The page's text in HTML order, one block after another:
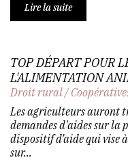
Lire la suite
TOP DÉPART POUR
L'ALIMENTATION
Droit rural/
Les agriculteurs auront
demandes d'aides sur la
dispositif d’aide qui vise
sur...